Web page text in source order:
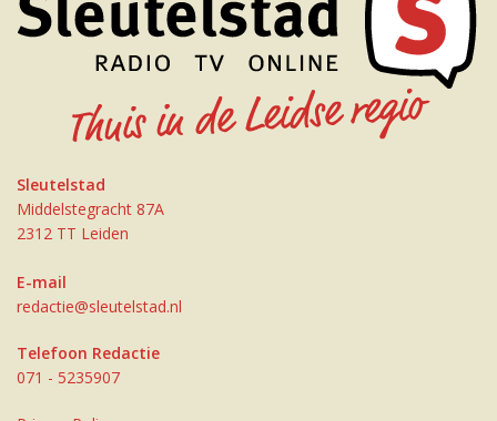
Sleutelstad
Middelstegracht 87A
2312 TT Leiden
E-mail
redactie@sleutelstad.nl
Telefoon Redactie
071 - 5235907